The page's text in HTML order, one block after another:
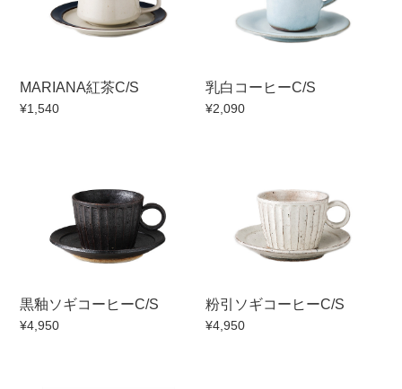
MARIANA紅茶C/S
¥1,540
乳白コーヒーC/S
¥2,090
黒釉ソギコーヒーC/S
¥4,950
粉引ソギコーヒーC/S
¥4,950